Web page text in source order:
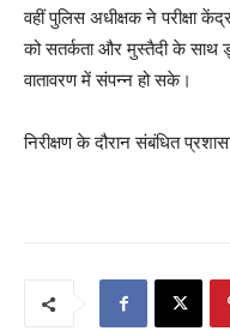
वहीं पुलिस अधीक्षक ने परीक्षा
को सतर्कता और मुस्तैदी के साथ
वातावरण में संपन्न हो सके।
निरीक्षण के दौरान संबंधित